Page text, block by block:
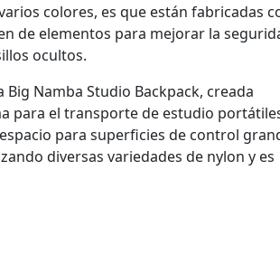
colores, es que están fabricadas
de elementos para mejorar la
ocultos.
Namba Studio Backpack, creada
para el transporte de estudio
para superficies de control
diversas variedades de nylon y es